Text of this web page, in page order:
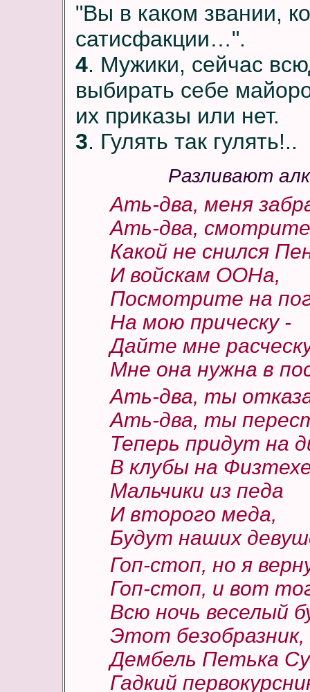
"Вы в каком звании,
сатисфакции…".
4. Мужики, сейчас
выбирать себе
их приказы или нет.
3. Гулять так гулять!..
Разливают
Ать-два, меня
Ать-два,
Какой не снился
И войскам ООНа,
Посмотрите на
На мою прическу -
Дайте мне
Мне она нужна в
Ать-два, ты
Ать-два, ты
Теперь придут на
В клубы на
Мальчики из педа
И второго меда,
Будут наших
Гоп-стоп, но я
Гоп-стоп, и вот
Всю ночь веселый
Этот безобразник,
Дембель Петька
Гадкий